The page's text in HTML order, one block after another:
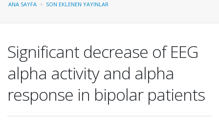
ANA SAYFA SON EKLENEN YAYINLAR
Significant decrease of EEG
alpha activity and alpha
response in bipolar patients